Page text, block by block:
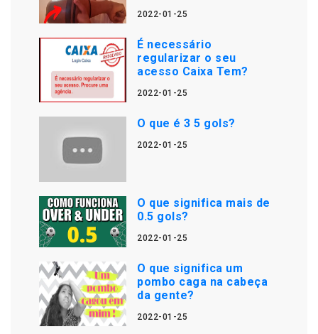
2022-01-25
É necessário
regularizar o seu
acesso Caixa Tem?
2022-01-25
O que é 3 5 gols?
2022-01-25
O que significa mais de
0.5 gols?
2022-01-25
O que significa um
pombo caga na cabeça
da gente?
2022-01-25